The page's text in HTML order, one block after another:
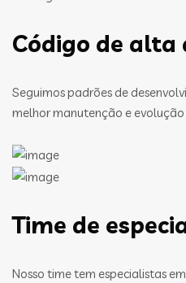
Código de alta
Seguimos padrões de
melhor manutenção e
Time de
Nosso time tem especialistas